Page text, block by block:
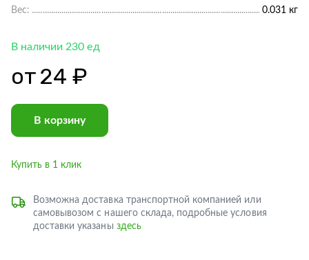
Вес:
0.031 кг
В наличии 230 ед
от24 ₽
В корзину
Купить в 1 клик
Возможна доставка транспортной компанией или
самовывозом с нашего склада, подробные условия
доставки указаны здесь